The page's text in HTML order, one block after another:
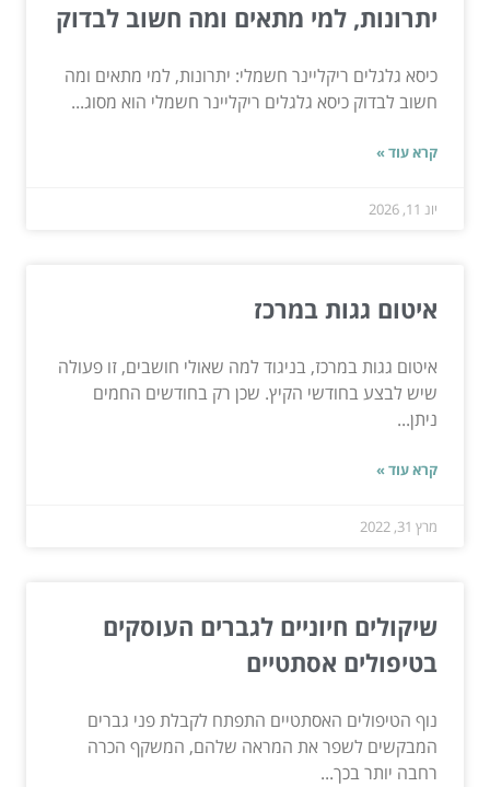
יתרונות, למי מתאים ומה חשוב לבדוק
כיסא גלגלים ריקליינר חשמלי: יתרונות, למי מתאים ומה
חשוב לבדוק כיסא גלגלים ריקליינר חשמלי הוא מסוג...
קרא עוד »
יונ 11, 2026
איטום גגות במרכז
איטום גגות במרכז, בניגוד למה שאולי חושבים, זו פעולה
שיש לבצע בחודשי הקיץ. שכן רק בחודשים החמים
ניתן...
קרא עוד »
מרץ 31, 2022
שיקולים חיוניים לגברים העוסקים
בטיפולים אסתטיים
נוף הטיפולים האסתטיים התפתח לקבלת פני גברים
המבקשים לשפר את המראה שלהם, המשקף הכרה
רחבה יותר בכך...